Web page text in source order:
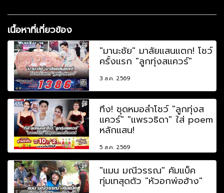
เนื้อหาที่เกี่ยวข้อง
"มานะชัย" มาลัยแสนแตก! โชว์
ครั้งแรก "ลูกทุ่งสแควร์"
3 ส.ค. 2569
ทึ่ง! ชุดหมอลำโชว์ "ลูกทุ่งส
แควร์" "แพรวธิดา" ใส่ poem
หลักแสน!
5 ส.ค. 2569
"แมน มณีวรรณ" คัมแบ็ค
ทุ่มเทสุดตัว "หัวอกพ่อฮ้าง"